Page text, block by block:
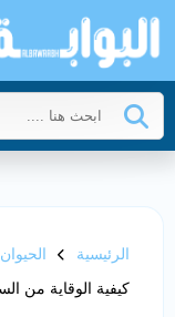
الرئيسية
كيفية الوقاية من